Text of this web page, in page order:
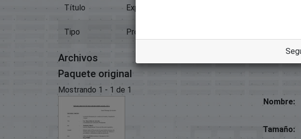
Título Exp.00485-Proy. Facilita Acceso A La Justicia De
Tipo Proyectos De Ley
Archivos
Paquete original
Mostrando 1 - 1 de 1
Nombre:
Tamaño: